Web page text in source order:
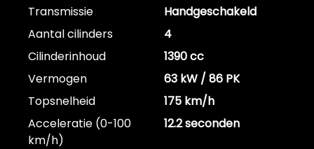
Transmissie
Handgeschakeld
Aantal cilinders
4
Cilinderinhoud
1390 cc
Vermogen
63 kW / 86 PK
Topsnelheid
175 km/h
Acceleratie (0-100
km/h)
12.2 seconden